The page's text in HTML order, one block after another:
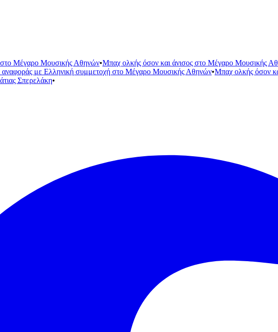
στο Μέγαρο Μουσικής Αθηνών•Μπαχ ολκής όσον και άνισος στο Μέγαρο Μουσικής
αναφοράς με Ελληνική συμμετοχή στο Μέγαρο Μουσικής Αθηνών•Μπαχ ολκής όσον
Σπερελάκη•